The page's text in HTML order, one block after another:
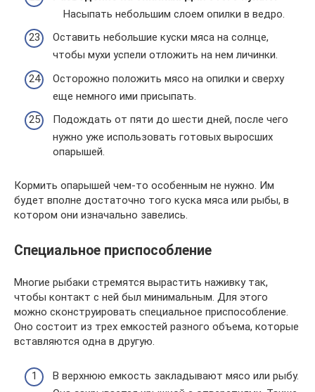
Насыпать небольшим слоем опилки в ведро.
Оставить небольшие куски мяса на солнце,
чтобы мухи успели отложить на нем личинки.
Осторожно положить мясо на опилки и сверху
еще немного ими присыпать.
Подождать от пяти до шести дней, после чего
нужно уже использовать готовых выросших
опарышей.
Кормить опарышей чем-то особенным не нужно. Им
будет вполне достаточно того куска мяса или рыбы, в
котором они изначально завелись.
Специальное приспособление
Многие рыбаки стремятся вырастить наживку так,
чтобы контакт с ней был минимальным. Для этого
можно сконструировать специальное приспособление.
Оно состоит из трех емкостей разного объема, которые
вставляются одна в другую.
В верхнюю емкость закладывают мясо или рыбу.